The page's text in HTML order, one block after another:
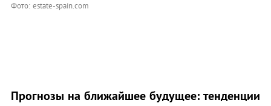
Фото: estate-spain.com
Прогнозы на ближайшее будущее: тенденции